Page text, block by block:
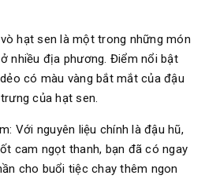
hạt sen là một trong những món
nhiều địa phương. Điểm nổi bật
có màu vàng bắt mắt của đậu
của hạt sen.
Với nguyên liệu chính là đậu hũ,
cam ngọt thanh, bạn đã có ngay
cho buổi tiệc chay thêm ngon